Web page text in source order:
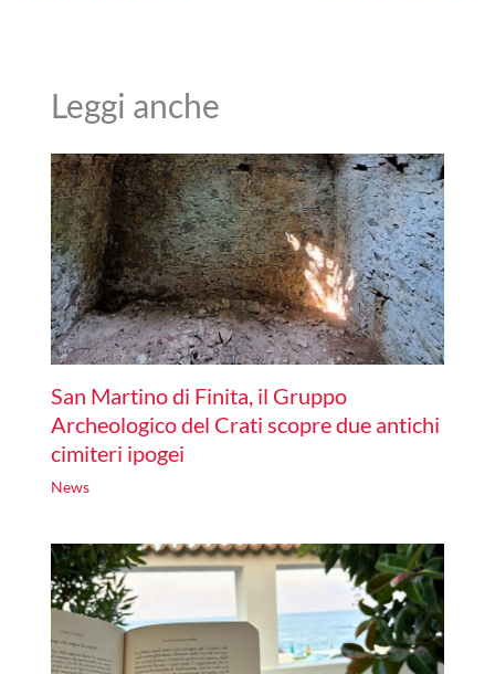
Leggi anche
San Martino di Finita, il Gruppo
Archeologico del Crati scopre due antichi
cimiteri ipogei
News